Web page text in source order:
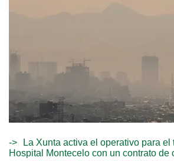
La Xunta activa el operativo para
Hospital Montecelo con un contrato de